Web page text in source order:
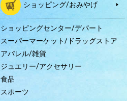
ショッピング/おみやげ
ショッピングセンター/デパート
スーパーマーケット/ドラッグストア
アパレル/雑貨
ジュエリー/アクセサリー
食品
スポーツ